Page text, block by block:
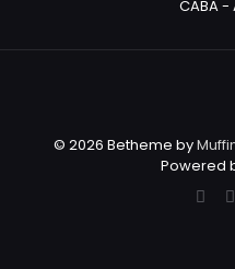
CABA -
© 2026 Betheme by
Powered